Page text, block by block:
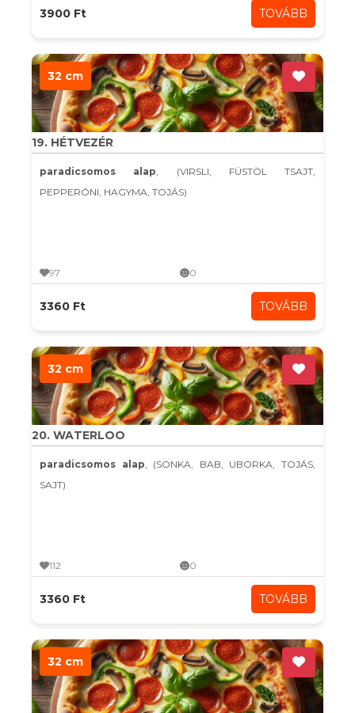
3900 Ft TOVÁBB
32 cm
19. HÉTVEZÉR
paradicsomos alap, (VIRSLI, FÜSTÖL TSAJT,
PEPPERÓNI, HAGYMA, TOJÁS)
97 0
3360 Ft TOVÁBB
32 cm
20. WATERLOO
paradicsomos alap, (SONKA, BAB, UBORKA, TOJÁS,
SAJT)
112 0
3360 Ft TOVÁBB
32 cm